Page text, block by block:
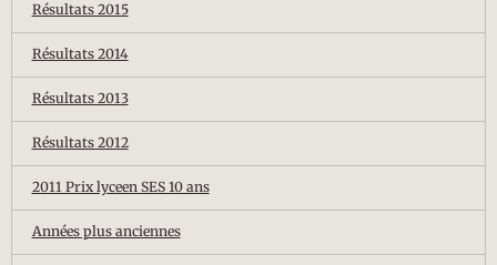
Résultats 2015
Résultats 2014
Résultats 2013
Résultats 2012
2011 Prix lyceen SES 10 ans
Années plus anciennes